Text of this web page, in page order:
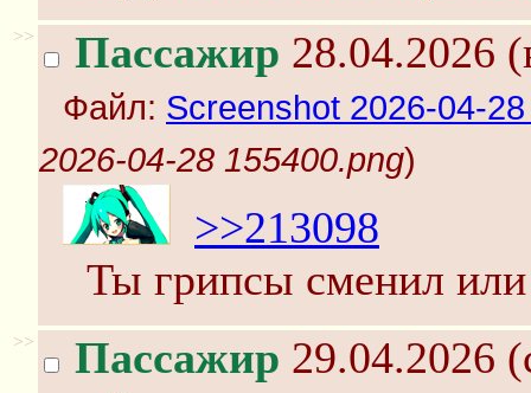
>> Пассажир 28.04.2026
Файл: Screenshot 2026-04-
2026-04-28 155400.png)
>>213098
Ты грипсы сменил
>> Пассажир 29.04.2026